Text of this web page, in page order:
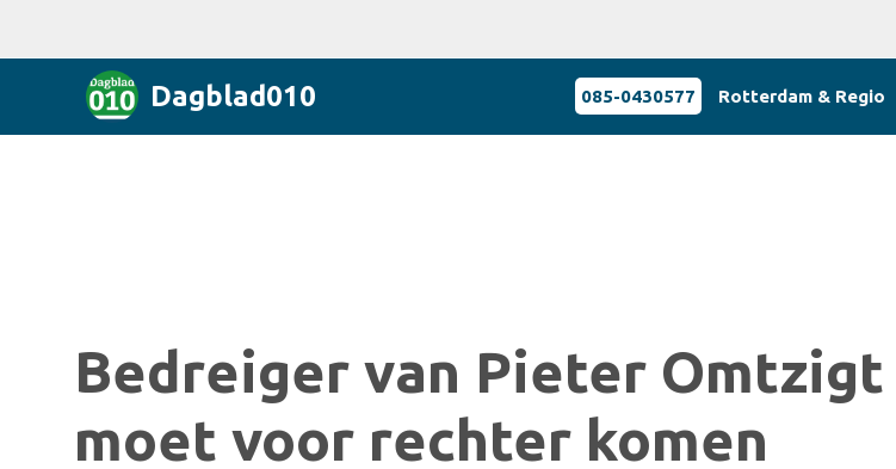
Dagblad010 085-0430577 Rotterdam & Regio
Bedreiger van Pieter Omtzigt
moet voor rechter komen